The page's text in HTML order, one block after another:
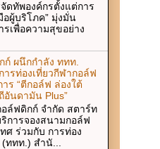
ดทัพองค์กรตั้งแต่การ
อผู้บริโภค” มุ่งมั่น
รเพื่อความสุขอย่าง
ก์ ผนึกกำลัง ททท.
ารท่องเที่ยวกีฬากอล์ฟ
าร “ตีกอล์ฟ ล่องใต้
อันดามัน Plus”
ล์ฟดิกก์ จำกัด สตาร์ท
การจองสนามกอล์ฟ
ศ ร่วมกับ การท่อง
ททท.) สำนั...